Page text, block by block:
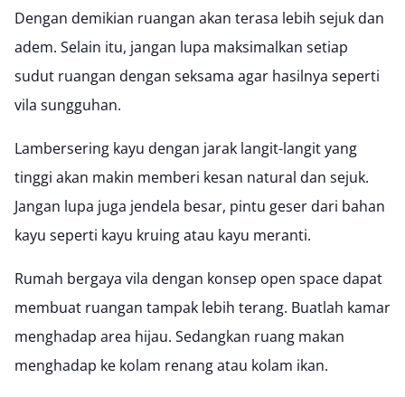
Dengan demikian ruangan akan terasa lebih sejuk dan
adem. Selain itu, jangan lupa maksimalkan setiap
sudut ruangan dengan seksama agar hasilnya seperti
vila sungguhan.
Lambersering kayu dengan jarak langit-langit yang
tinggi akan makin memberi kesan natural dan sejuk.
Jangan lupa juga jendela besar, pintu geser dari bahan
kayu seperti kayu kruingatau kayu meranti.
Rumah bergaya vila dengan konsep open space dapat
membuat ruangan tampak lebih terang. Buatlah kamar
menghadap area hijau. Sedangkan ruang makan
menghadap ke kolam renang atau kolam ikan.